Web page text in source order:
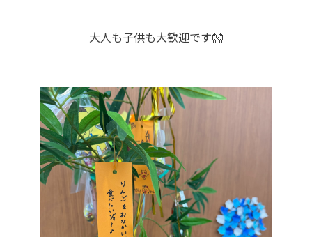
大人も子供も大歓迎です👐